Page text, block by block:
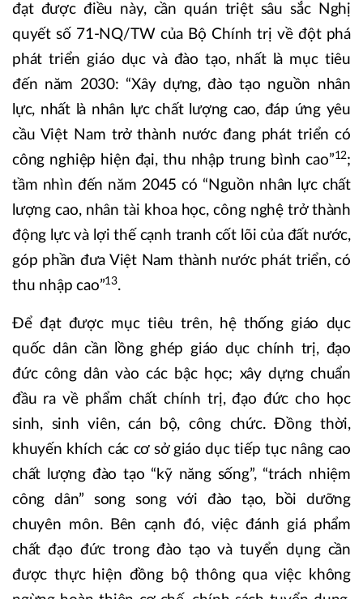
đạt được điều này, cần quán triệt sâu sắc Nghị
quyết số 71-NQ/TW của Bộ Chính trị về đột phá
phát triển giáo dục và đào tạo, nhất là mục tiêu
đến năm 2030: “Xây dựng, đào tạo nguồn nhân
lực, nhất là nhân lực chất lượng cao, đáp ứng yêu
cầu Việt Nam trở thành nước đang phát triển có
công nghiệp hiện đại, thu nhập trung bình cao”12;
tầm nhìn đến năm 2045 có “Nguồn nhân lực chất
lượng cao, nhân tài khoa học, công nghệ trở thành
động lực và lợi thế cạnh tranh cốt lõi của đất nước,
góp phần đưa Việt Nam thành nước phát triển, có
thu nhập cao”13.
Để đạt được mục tiêu trên, hệ thống giáo dục
quốc dân cần lồng ghép giáo dục chính trị, đạo
đức công dân vào các bậc học; xây dựng chuẩn
đầu ra về phẩm chất chính trị, đạo đức cho học
sinh, sinh viên, cán bộ, công chức. Đồng thời,
khuyến khích các cơ sở giáo dục tiếp tục nâng cao
chất lượng đào tạo “kỹ năng sống”, “trách nhiệm
công dân” song song với đào tạo, bồi dưỡng
chuyên môn. Bên cạnh đó, việc đánh giá phẩm
chất đạo đức trong đào tạo và tuyển dụng cần
được thực hiện đồng bộ thông qua việc không